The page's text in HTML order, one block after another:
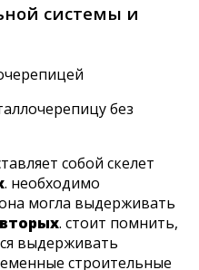
системы и
без
собой скелет
. необходимо
могла выдерживать
. стоит помнить,
выдерживать
строительные